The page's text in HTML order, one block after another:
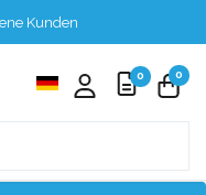
Kunden
0 0